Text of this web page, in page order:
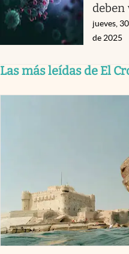
deben
jueves,
de 2025
Las más leídas de El